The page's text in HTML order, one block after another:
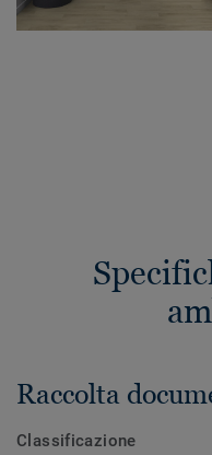
Raccolta
Classificazione